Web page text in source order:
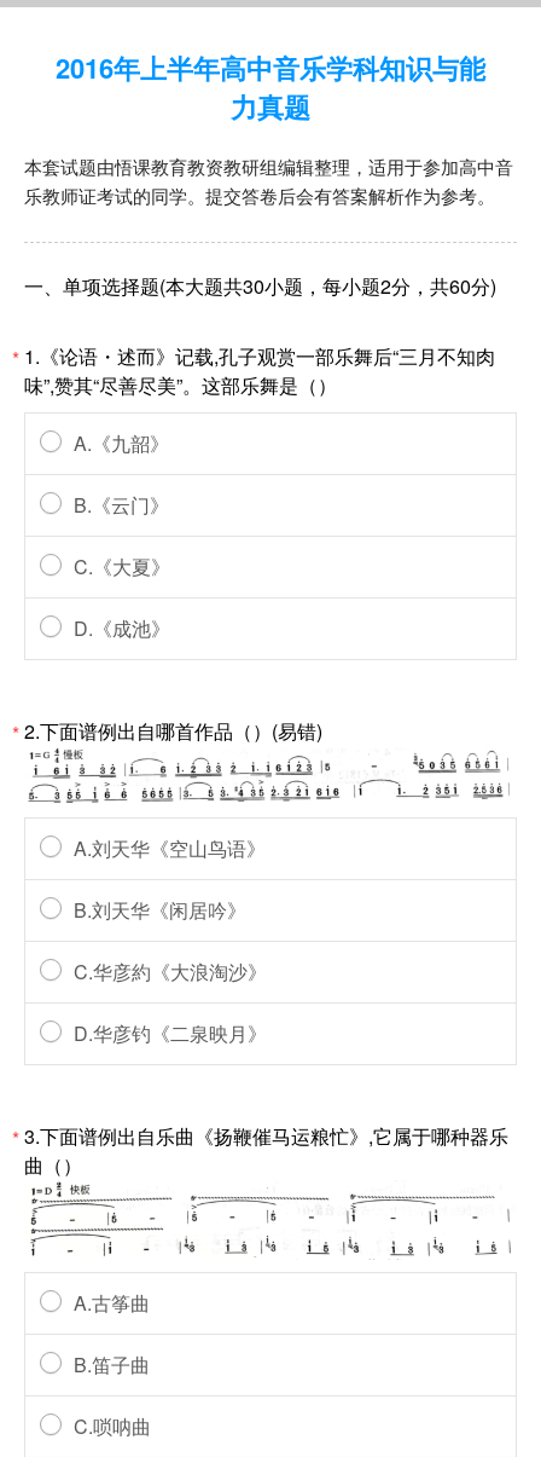
2016年上半年高中音乐学科知识与能
力真题
本套试题由悟课教育教资教研组编辑整理，适用于参加高中音
乐教师证考试的同学。提交答卷后会有答案解析作为参考。
一、单项选择题(本大题共30小题，每小题2分，共60分)
* 1.《论语・述而》记载,孔子观赏一部乐舞后“三月不知肉
味”,赞其“尽善尽美”。这部乐舞是（）
A.《九韶》
B.《云门》
C.《大夏》
D.《成池》
*2.下面谱例出自哪首作品（）(易错)
A.刘天华《空山鸟语》
B.刘天华《闲居吟》
C.华彦約《大浪淘沙》
D.华彦钓《二泉映月》
*3.下面谱例出自乐曲《扬鞭催马运粮忙》,它属于哪种器乐
曲（）
A.古筝曲
B.笛子曲
C.唢呐曲